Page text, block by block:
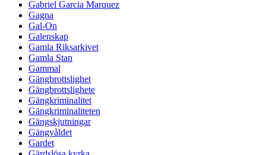
Gabriel Garcia Marquez
Gagna
Gal-On
Galenskap
Gamla Riksarkivet
Gamla Stan
Gammal
Gängbrottslighet
Gängbrottslighete
Gängkriminalitet
Gängkriminaliteten
Gängskjutningar
Gängvåldet
Gardet